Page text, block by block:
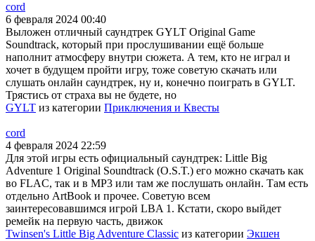
cord
6 февраля 2024 00:40
Выложен отличный саундтрек GYLT Original Game
Soundtrack, который при прослушивании ещё больше
наполнит атмосферу внутри сюжета. А тем, кто не играл и
хочет в будущем пройти игру, тоже советую скачать или
слушать онлайн саундтрек, ну и, конечно поиграть в GYLT.
Трястись от страха вы не будете, но
GYLT из категории Приключения и Квесты
cord
4 февраля 2024 22:59
Для этой игры есть официальный саундтрек: Little Big
Adventure 1 Original Soundtrack (O.S.T.) его можно скачать как
во FLAC, так и в MP3 или там же послушать онлайн. Там есть
отдельно ArtBook и прочее. Советую всем
заинтересовавшимся игрой LBA 1. Кстати, скоро выйдет
ремейк на первую часть, движок
Twinsen's Little Big Adventure Classic из категории Экшен